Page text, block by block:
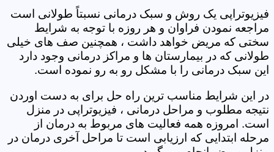
فیزیوتراپی یک روش و سبک درمانی نسبتاً طولانی است
مراجعه نمودن فراوان و هر روزه با توجه به شرایط
سختی که مریض خواهد داشت ، همچنین صف های خیلی
طولانی که در بیمارستان ها و مراکز درمانی وجود دارد
این سبک درمانی را با مشکل رو به رو نموده است.
در این شرایط مناسب ترین راه حل برای به دست اوردن
نتیجه مطلوب و مراحل درمانی ، فیزیوتراپی در منزل
است. امروزه همه فعالیت های مربوط به درمان از
مرحله ابتدایی که ارزیابی است تا مراحل آخری درمان در